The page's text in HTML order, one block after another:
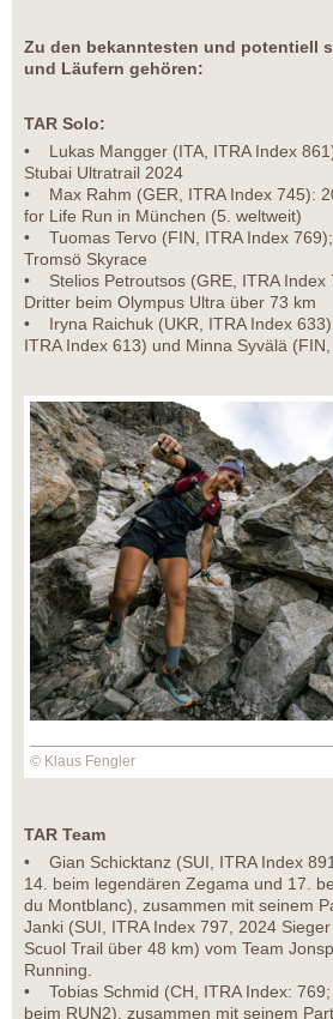
Zu den bekanntesten und potentiell
und Läufern gehören:
TAR Solo:
• Lukas Mangger (ITA, ITRA Index
Stubai Ultratrail 2024
• Max Rahm (GER, ITRA Index 745):
for Life Run in München (5. weltweit)
• Tuomas Tervo (FIN, ITRA Index
Tromsö Skyrace
• Stelios Petroutsos (GRE, ITRA Index
Dritter beim Olympus Ultra über 73 km
• Iryna Raichuk (UKR, ITRA Index
ITRA Index 613) und Minna Syvälä
© Klaus Fengler
TAR Team
• Gian Schicktanz (SUI, ITRA Index
14. beim legendären Zegama und 17.
du Montblanc), zusammen mit seinem
Janki (SUI, ITRA Index 797, 2024
Scuol Trail über 48 km) vom Team
Running.
• Tobias Schmid (CH, ITRA Index:
beim RUN2), zusammen mit seinem